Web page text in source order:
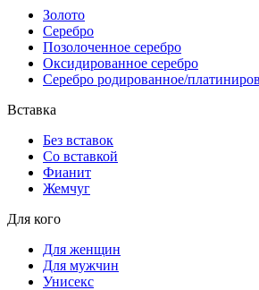
Золото
Серебро
Позолоченное серебро
Оксидированное серебро
Серебро родированное/
Вставка
Без вставок
Со вставкой
Фианит
Жемчуг
Для кого
Для женщин
Для мужчин
Унисекс